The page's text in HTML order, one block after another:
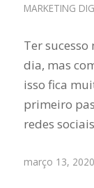
MARKETING
Ter
dia, mas
isso fica
primeiro
redes
março 13, 2020